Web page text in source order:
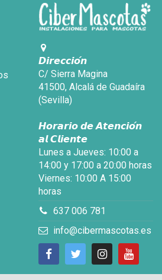
𝘿𝙞𝙧𝙚𝙘𝙘𝙞𝙤́𝙣
C/ Sierra Magina
41500, Alcalá de Guadaíra
(Sevilla)
𝙃𝙤𝙧𝙖𝙧𝙞𝙤 𝙙𝙚 𝘼𝙩𝙚𝙣𝙘𝙞𝙤́𝙣
𝙖𝙡 𝘾𝙡𝙞𝙚𝙣𝙩𝙚
Lunes a Jueves: 10:00 a
14:00 y 17:00 a 20:00 horas
Viernes: 10:00 A 15:00
horas
637 006 781
info@cibermascotas.es